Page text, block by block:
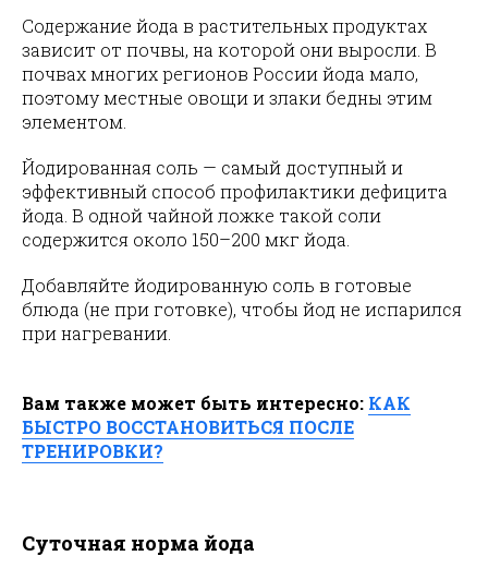
Содержание йода в растительных продуктах
зависит от почвы, на которой они выросли. В
почвах многих регионов России йода мало,
поэтому местные овощи и злаки бедны этим
элементом.
Йодированная соль — самый доступный и
эффективный способ профилактики дефицита
йода. В одной чайной ложке такой соли
содержится около 150–200 мкг йода.
Добавляйте йодированную соль в готовые
блюда (не при готовке), чтобы йод не испарился
при нагревании.
Вам также может быть интересно: КАК
БЫСТРО ВОССТАНОВИТЬСЯ ПОСЛЕ
ТРЕНИРОВКИ?
Суточная норма йода